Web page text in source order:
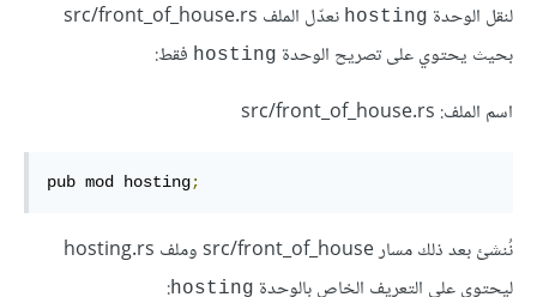
لنقل الوحدة hosting
نعدّل الملف src/front_of_house.rs
بحيث يحتوي على تصريح الوحدة hosting فقط:
اسم الملف: src/front_of_house.rs
pub mod hosting;
نُنشئ بعد ذلك مسار src/front_of_house وملف hosting.rs
ليحتوي على التعريف الخاص بالوحدة hosting
: